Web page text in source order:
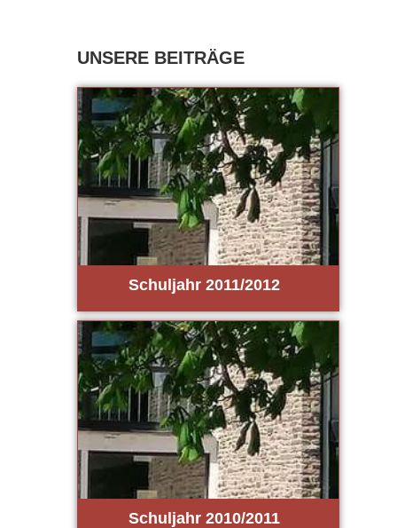
Schul­jahr 2011/2012
Schul­jahr 2010/2011